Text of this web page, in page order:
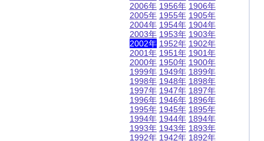
2006年
2005年
2004年
2003年
2002年
2001年
2000年
1999年
1998年
1997年
1996年
1995年
1994年
1993年
1992年
1956年
1955年
1954年
1953年
1952年
1951年
1950年
1949年
1948年
1947年
1946年
1945年
1944年
1943年
1942年
1906年
1905年
1904年
1903年
1902年
1901年
1900年
1899年
1898年
1897年
1896年
1895年
1894年
1893年
1892年